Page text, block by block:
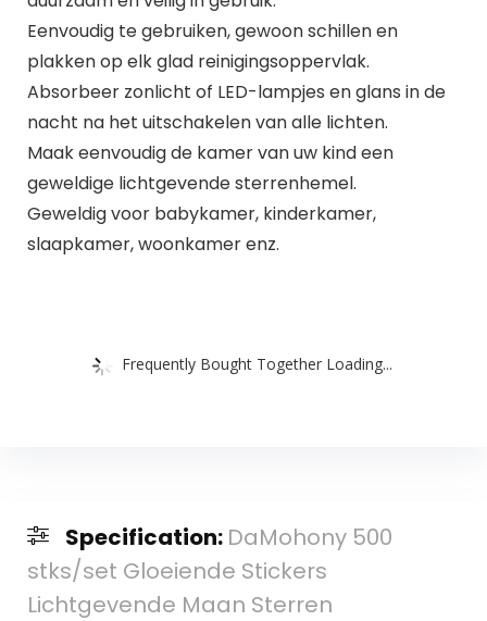
Eenvoudig te gebruiken, gewoon schillen en
plakken op elk glad reinigingsoppervlak.
Absorbeer zonlicht of LED-lampjes en glans in de
nacht na het uitschakelen van alle lichten.
Maak eenvoudig de kamer van uw kind een
geweldige lichtgevende sterrenhemel.
Geweldig voor babykamer, kinderkamer,
slaapkamer, woonkamer enz.
Frequently Bought Together Loading...
Specification: DaMohony 500
stks/set Gloeiende Stickers
Lichtgevende Maan Sterren